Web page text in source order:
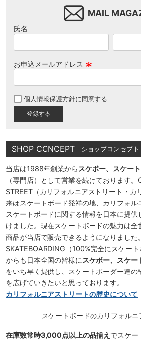
MAIL
氏名
お申込メールアドレス
須
個人情報保護方針に同意する
SHOP CONCEPT ショップコンセプト
当店は1988年創業から スケボー、スケー
（専門店）として営業を続けております。
STREET（カリフォルニアストリート・カ
来はスケートボード発祥の地、カリフォル
スケートボードに関する情報を日本に提供
けました。現在スケートボードの魅力は全
商品が当店で販売できるようになりました
SKATEBOARDING（100%完全にスケー
からも日本全国の皆様に スケボー、スケー
をいち早く提供し、スケートボーダー達の
を広げていきたいと思っております。
カリフォルニアストリートの歴史について
スケートボードのカリフォルニ
在庫数常時3,000点以上の品揃え でスケー